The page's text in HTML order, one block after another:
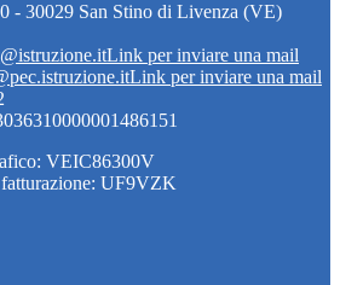
- 30029 San Stino di Livenza (VE)
Link per inviare una mail
Link per inviare una mail
VEIC86300V
UF9VZK